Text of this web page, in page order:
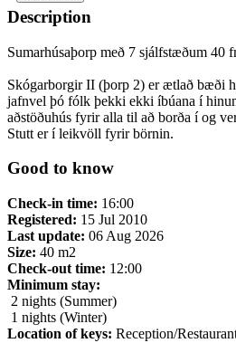
Description
Sumarhúsaþorp með 7 sjálfstæðum 40
Skógarborgir II (þorp 2) er ætlað bæði
jafnvel þó fólk þekki ekki íbúana í
aðstöðuhús fyrir alla til að borða í og
Stutt er í leikvöll fyrir börnin.
Good to know
Check-in time: 16:00
Registered: 15 Jul 2010
Last update: 06 Aug 2026
Size: 40 m2
Check-out time: 12:00
Minimum stay:
2 nights (Summer)
1 nights (Winter)
Location of keys: Reception/